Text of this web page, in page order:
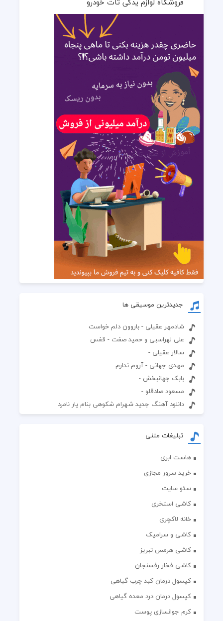
جدیدترین موسیقی ها
شادمهر عقیلی - باروون دلم خواست
علی لهراسبی و حمید صفت - قفس
سالار عقیلی -
مهدی جهانی - آروم ندارم
بابک جهانبخش -
مسعود صادقلو -
دانلود آهنگ جدید شهرام شکوهی بنام یار نامرد
تبلیغات متنی
هاست ابری
خرید سرور مجازی
سئو سایت
کاشی استخری
خانه لاکچری
کاشی و سرامیک
کاشی هرمس تبریز
کاشی فخار رفسنجان
کپسول درمان کبد چرب گیاهی
کپسول درمان درد معده گیاهی
کرم جوانسازی پوست